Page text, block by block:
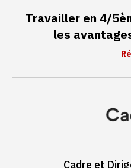
Travailler en 4/
les
Cadre et